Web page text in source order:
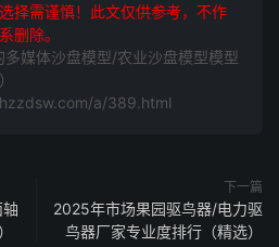
择需谨慎！此文仅供参考，不作
删除。
媒体沙盘模型/农业沙盘模型模型
a/389.html
下一篇
2025年市场果园驱鸟器/电力驱
鸟器厂家专业度排行（精选）